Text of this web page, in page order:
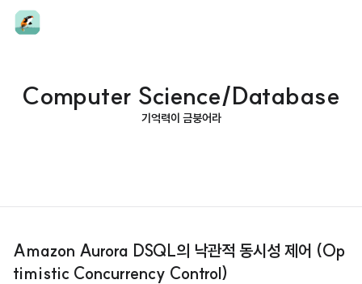
Computer Science/Database
기억력이 금붕어라
Amazon Aurora DSQL의 낙관적 동시성 제어 (Op
timistic Concurrency Control)